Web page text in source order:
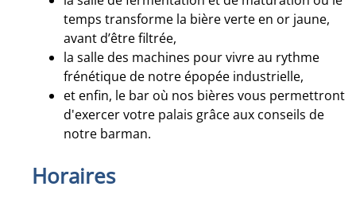
temps transforme la bière verte en or jaune,
avant d’être filtrée,
la salle des machines pour vivre au rythme
frénétique de notre épopée industrielle,
et enfin, le bar où nos bières vous permettront
d'exercer votre palais grâce aux conseils de
notre barman.
Horaires